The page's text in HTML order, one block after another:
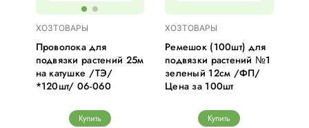
ХОЗТОВАРЫ
Проволока для
подвязки растений 25м
на катушке /ТЭ/
*120шт/ 06-060
Купить
ХОЗТОВАРЫ
Ремешок (100шт) для
подвязки растений №1
зеленый 12см /ФП/
Цена за 100шт
Купить